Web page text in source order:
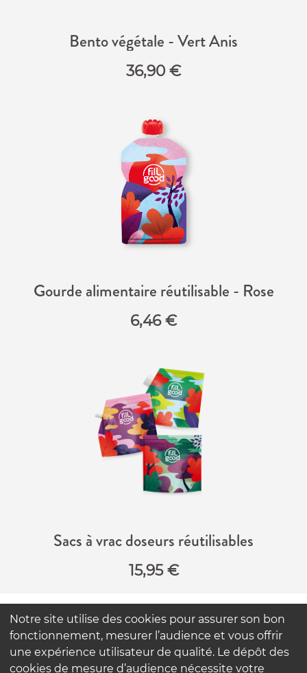
Bento végétale - Vert Anis
36,90€
Gourde alimentaire réutilisable - Rose
6,46€
Sacs à vrac doseurs réutilisables
15,95€
FAQ
Contactez-nous
Nos engagements
Notre site utilise des cookies pour assurer son bon
fonctionnement, mesurer l’audience et vous offrir
une expérience utilisateur de qualité. Le dépôt des
cookies de mesure d’audience nécessite votre